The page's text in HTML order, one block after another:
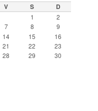
V S D
1 2
7 8
9
14 15
16
21 22
23
28 29
30